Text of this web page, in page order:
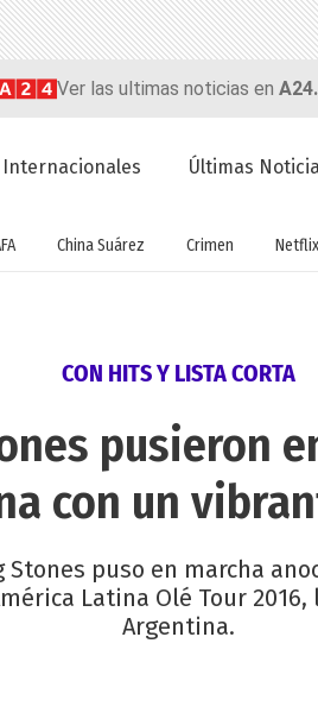
Ver las ultimas noticias en
Internacionales Últimas
China Suárez Crimen Netflix
CON HITS Y LISTA CORTA
pusieron
con un
puso en marcha
Latina Olé Tour
Argentina.